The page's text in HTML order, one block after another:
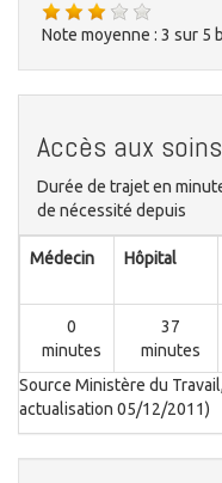
Note moyenne : 3 sur 5
Accès aux soins
Durée de trajet en
de nécessité depuis
Médecin Hôpital
0
minutes
37
minutes
Source Ministère du
actualisation 05/12/2011)